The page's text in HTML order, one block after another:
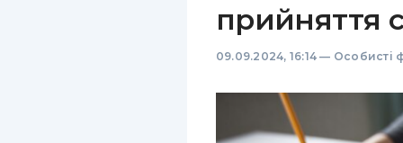
прийняття
09.09.2024, 16:14 — Особисті